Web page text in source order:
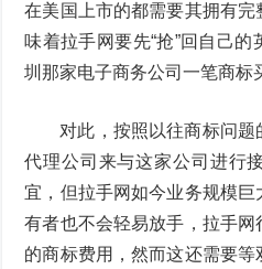
在美国上市的都需要其拥有
味着拉手网要先“抢”回自己
圳那家电子商务公司一笔商标
对此，按照以往商标问
代理公司来与这家公司进行
宜，但拉手网如今业务规模
有者也不会轻易放手，拉手
的商标费用，然而这还需要